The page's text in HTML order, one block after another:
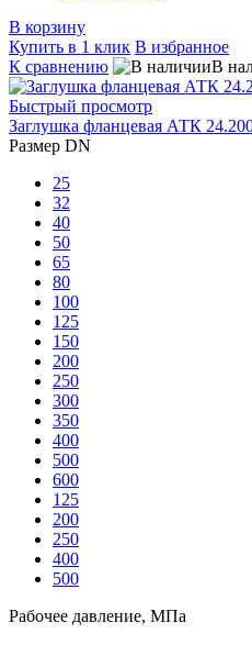
В корзину
Купить в 1 клик В избранное
К сравнению
В
Быстрый просмотр
Заглушка фланцевая АТК
Размер DN
25
32
40
50
65
80
100
125
150
200
250
300
350
400
500
600
125
200
250
400
500
Рабочее давление, МПа